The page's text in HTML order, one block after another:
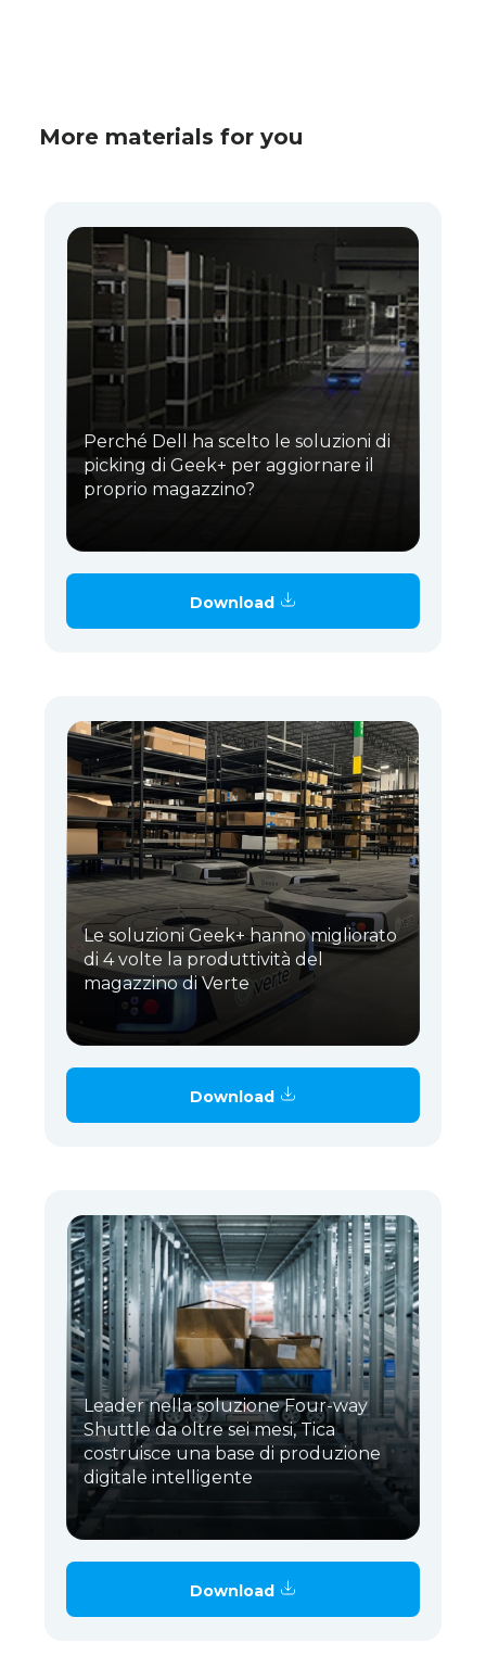
More materials for you
Perché Dell ha scelto le soluzioni di
picking di Geek+ per aggiornare il
proprio magazzino?
Download
Le soluzioni Geek+ hanno migliorato
di 4 volte la produttività del
magazzino di Verte
Download
Leader nella soluzione Four-way
Shuttle da oltre sei mesi, Tica
costruisce una base di produzione
digitale intelligente
Download